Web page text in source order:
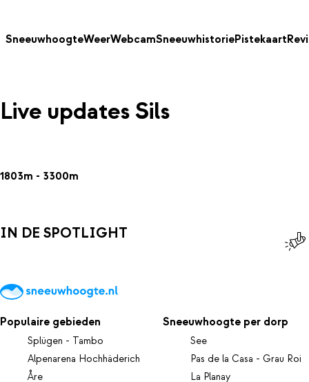
SneeuwhoogteWeerWebcamSneeuwhistoriePistekaart
Live updates Sils
1803m - 3300m
IN DE SPOTLIGHT
Populaire gebieden
Splügen - Tambo
Alpenarena Hochhäderich
Åre
Sneeuwhoogte per dorp
See
Pas de la Casa - Grau Roi
La Planay